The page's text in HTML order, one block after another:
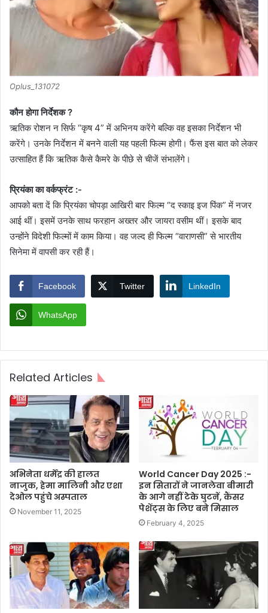
Oplus_131072
कौन होगा निर्देशक ?
ऋतिक रोशन न सिर्फ “कृष 4” में अभिनय करेंगे बल्कि वह इसका निर्देशन भी
करेंगे। उनके निर्देशन में बनने वाली यह पहली फिल्म होगी। फैंस इस बात को लेकर
उत्साहित हैं कि ऋतिक कैसे कैमरे के पीछे से चीजें संभालेंगे।
प्रियंका का वर्कफ्रंट :-
आपको बता दें कि प्रियंका चोपड़ा आखिरी बार फिल्म “द स्काइ इज पिंक” में नजर
आई थीं। इसमें उनके साथ फरहान अख्तर और जायरा वसीम थीं। इसके बाद
उन्होंने विदेशी फिल्मों में काम किया। वह जल्द ही फिल्म “वाराणसी” से भारतीय
सिनेमा में वापसी कर रही हैं।
Facebook Twitter LinkedIn
WhatsApp
Related Articles
अभिनेता धर्मेंद्र की हालत
नाजुक, हेमा मालिनी और एशा
देओल पहुंचे अस्पताल
November 11, 2025
World Cancer Day 2025 :-
इन सितारों ने जानलेवा बीमारी
के आगे नहीं टेके घुटनें, कैंसर
पेशेंट्स के लिए बने मिसाल
February 4, 2025